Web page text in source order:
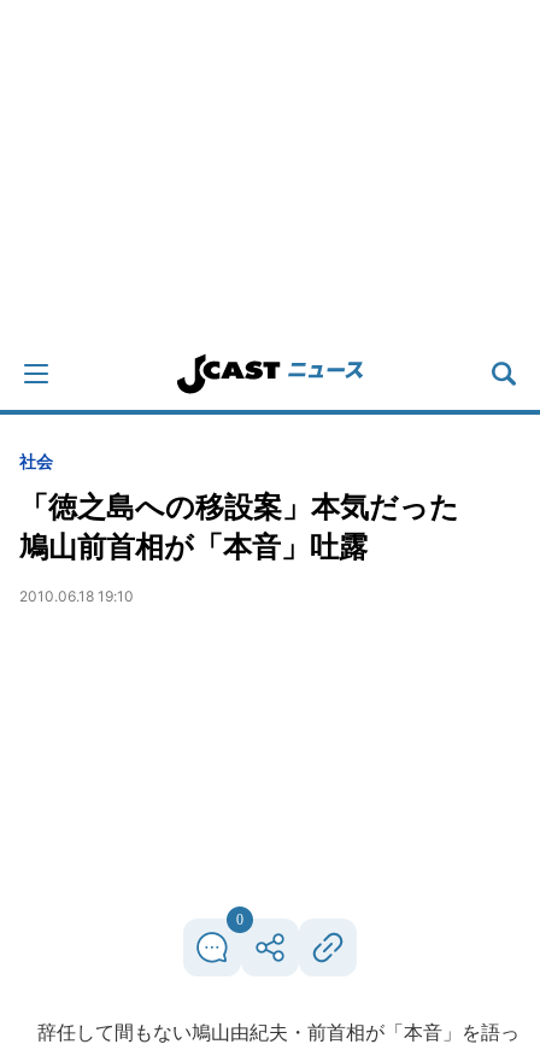
社会
「徳之島への移設案」本気だった
鳩山前首相が「本音」吐露
2010.06.18 19:10
0
辞任して間もない鳩山由紀夫・前首相が「本音」を語っ